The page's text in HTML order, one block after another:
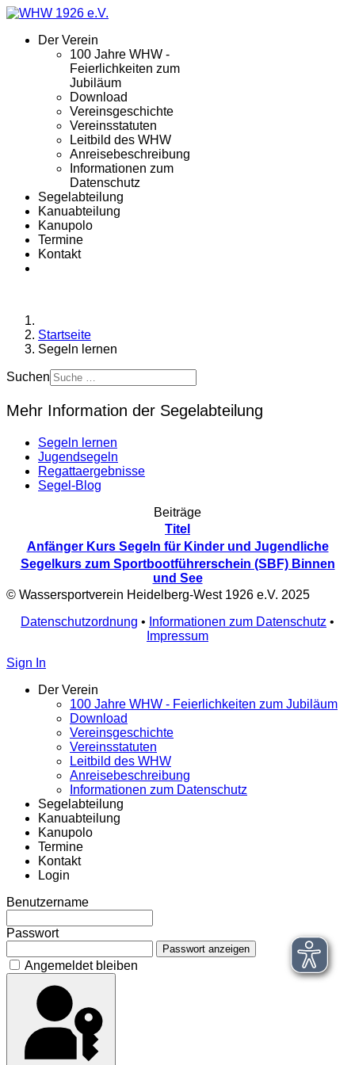
Der Verein
100 Jahre WHW -
Feierlichkeiten zum
Jubiläum
Download
Vereinsgeschichte
Vereinsstatuten
Leitbild des WHW
Anreisebeschreibung
Informationen zum
Datenschutz
Segelabteilung
Kanuabteilung
Kanupolo
Termine
Kontakt
Startseite
Segeln lernen
Suchen
Mehr Information der Segelabteilung
Segeln lernen
Jugendsegeln
Regattaergebnisse
Segel-Blog
Beiträge
Titel
Anfänger Kurs Segeln für Kinder und Jugendliche
Segelkurs zum Sportbootführerschein (SBF) Binnen
und See
© Wassersportverein Heidelberg-West 1926 e.V. 2025
Datenschutzordnung • Informationen zum Datenschutz •
Impressum
Sign In
Der Verein
100 Jahre WHW - Feierlichkeiten zum Jubiläum
Download
Vereinsgeschichte
Vereinsstatuten
Leitbild des WHW
Anreisebeschreibung
Informationen zum Datenschutz
Segelabteilung
Kanuabteilung
Kanupolo
Termine
Kontakt
Login
Benutzername
Passwort
Passwort anzeigen
Angemeldet bleiben